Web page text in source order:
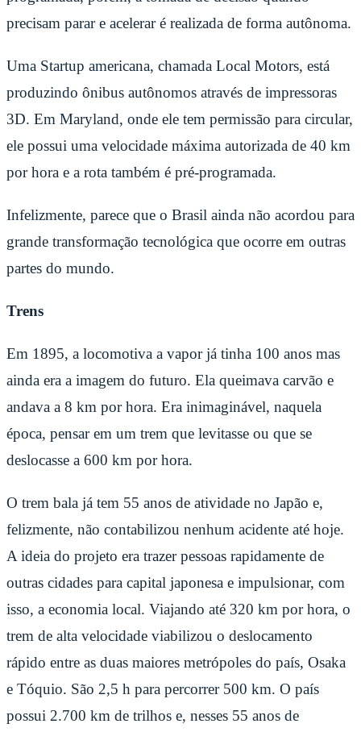
precisam parar e acelerar é realizada de forma autônoma.
Uma Startup americana, chamada Local Motors, está
produzindo ônibus autônomos através de impressoras
3D. Em Maryland, onde ele tem permissão para circular,
ele possui uma velocidade máxima autorizada de 40 km
por hora e a rota também é pré-programada.
Infelizmente, parece que o Brasil ainda não acordou para
grande transformação tecnológica que ocorre em outras
partes do mundo.
Trens
Em 1895, a locomotiva a vapor já tinha 100 anos mas
ainda era a imagem do futuro. Ela queimava carvão e
andava a 8 km por hora. Era inimaginável, naquela
época, pensar em um trem que levitasse ou que se
deslocasse a 600 km por hora.
O trem bala já tem 55 anos de atividade no Japão e,
felizmente, não contabilizou nenhum acidente até hoje.
A ideia do projeto era trazer pessoas rapidamente de
outras cidades para capital japonesa e impulsionar, com
isso, a economia local. Viajando até 320 km por hora, o
trem de alta velocidade viabilizou o deslocamento
rápido entre as duas maiores metrópoles do país, Osaka
e Tóquio. São 2,5 h para percorrer 500 km. O país
possui 2.700 km de trilhos e, nesses 55 anos de